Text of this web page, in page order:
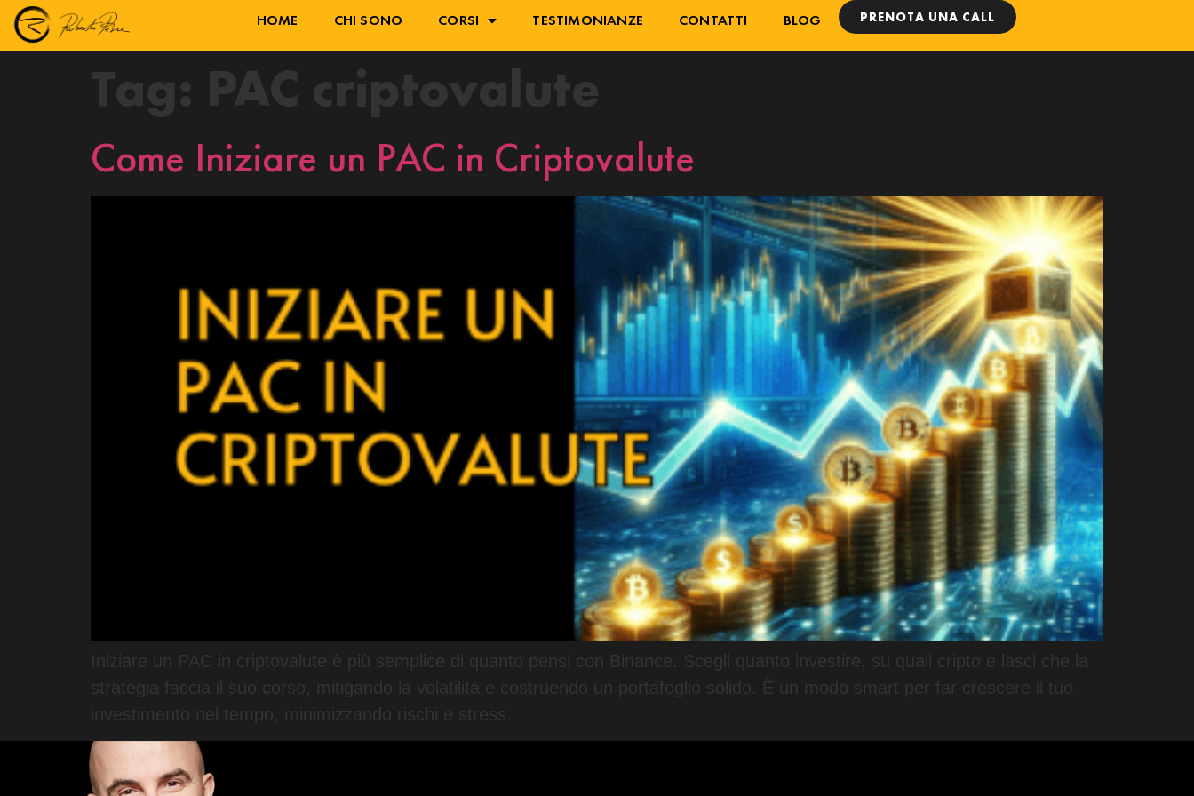
HOME CHI SONO CORSI TESTIMONIANZE CONTATTI BLOG PRENOTA UNA CALL
Tag: PAC criptovalute
Come Iniziare un PAC in Criptovalute
Iniziare un PAC in criptovalute è più semplice di quanto pensi con Binance. Scegli quanto investire, su quali cripto e lasci che la
strategia faccia il suo corso, mitigando la volatilità e costruendo un portafoglio solido. È un modo smart per far crescere il tuo
investimento nel tempo, minimizzando rischi e stress.